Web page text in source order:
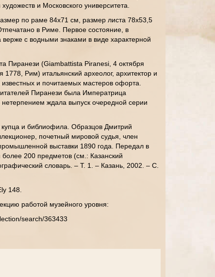
и Московского университета.
по раме 84х71 см, размер листа 78х53,5
в Риме. Первое состояние, в
верже с водными знаками в виде характерной
Пиранези (Giambattista Piranesi, 4 октября
Рим) итальянский археолог, архитектор и
и почитаемых мастеров офорта.
Пиранези была Императрица
нетерпением ждала выпуск очередной серии
купца и библиофила. Образцов Дмитрий
почетный мировой судья, член
выставки 1890 года. Передал в
более 200 предметов (см.: Казанский
словарь. – Т. 1. – Казань, 2002. – С.
148.
работой музейного уровня:
search/363433